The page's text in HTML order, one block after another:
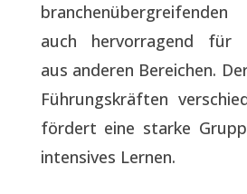
auch hervorragend für
aus anderen Bereichen.
Führungskräften
fördert eine starke
intensives Lernen.